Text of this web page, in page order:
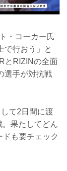
・コーカー氏
で行おう」と
とRIZINの全面
選手が対抗戦
て2日間に渡
果たしてどん
も要チェック